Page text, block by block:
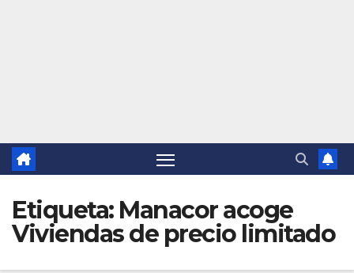
Etiqueta: Manacor acoge
Viviendas de precio limitado